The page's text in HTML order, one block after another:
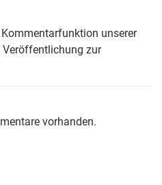
unserer
zur
vorhanden.